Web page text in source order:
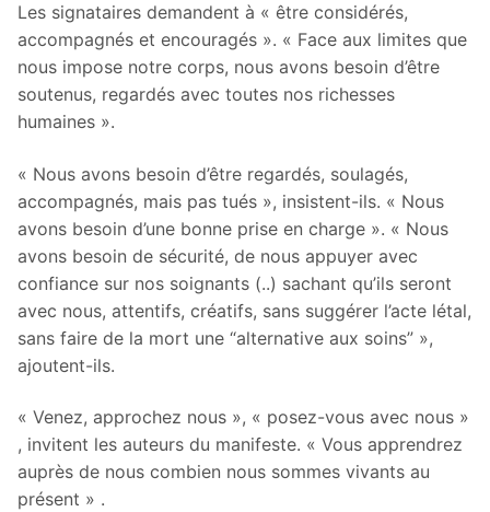
Les signataires demandent à « être considérés,
accompagnés et encouragés ». « Face aux limites que
nous impose notre corps, nous avons besoin d’être
soutenus, regardés avec toutes nos richesses
humaines ».
« Nous avons besoin d’être regardés, soulagés,
accompagnés, mais pas tués », insistent-ils. « Nous
avons besoin d’une bonne prise en charge ». « Nous
avons besoin de sécurité, de nous appuyer avec
confiance sur nos soignants (..) sachant qu’ils seront
avec nous, attentifs, créatifs, sans suggérer l’acte létal,
sans faire de la mort une “alternative aux soins” »,
ajoutent-ils.
« Venez, approchez nous », « posez-vous avec nous »
, invitent les auteurs du manifeste. « Vous apprendrez
auprès de nous combien nous sommes vivants au
présent » .